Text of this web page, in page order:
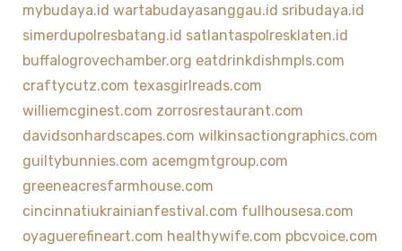
mybudaya.id wartabudayasanggau.id sribudaya.id
simerdupolresbatang.id satlantaspolresklaten.id
buffalogrovechamber.org eatdrinkdishmpls.com
craftycutz.com texasgirlreads.com
williemcginest.com zorrosrestaurant.com
davidsonhardscapes.com wilkinsactiongraphics.com
guiltybunnies.com acemgmtgroup.com
greeneacresfarmhouse.com
cincinnatiukrainianfestival.com fullhousesa.com
oyaguerefineart.com healthywife.com pbcvoice.com